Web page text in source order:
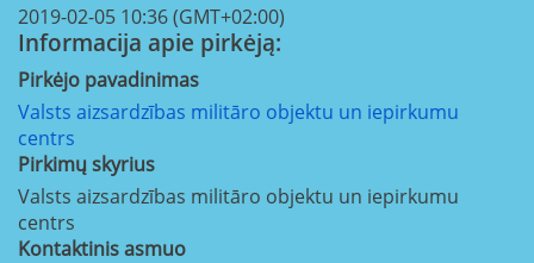
2019-02-05 10:36 (GMT+02:00)
Informacija apie pirkėją:
Pirkėjo pavadinimas
Valsts aizsardzības militāro objektu un iepirkumu
centrs
Pirkimų skyrius
Valsts aizsardzības militāro objektu un iepirkumu
centrs
Kontaktinis asmuo